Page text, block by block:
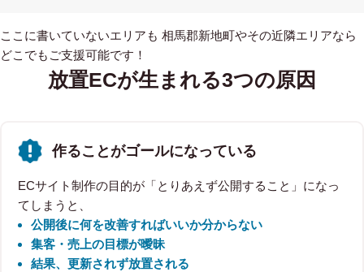
ここに書いていないエリアも 相馬郡新地町やその近隣エリアなら
どこでもご支援可能です！
放置ECが生まれる3つの原因
作ることがゴールになっている
ECサイト制作の目的が「とりあえず公開すること」になっ
てしまうと、
公開後に何を改善すればいいか分からない
集客・売上の目標が曖昧
結果、更新されず放置される